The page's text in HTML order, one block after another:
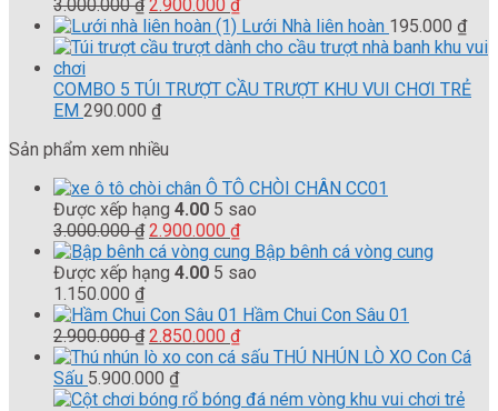
3.000.000₫ Giá
gốc
là:
2.900.000 ₫Giá
hiện
tại
2.900.000 ₫.
Lưới Nhà liên hoàn 195.000 ₫
COMBO 5 TÚI TRƯỢT CẦU TRƯỢT KHU VUI CHƠI TRẺ
EM 290.000 ₫
Sản phẩm xem nhiều
Ô TÔ CHÒI CHÂN CC01
Được xếp hạng 4.00 5 sao
3.000.000₫ Giá
gốc
là:
2.900.000 ₫Giá
hiện
tại
2.900.000 ₫.
Bập bênh cá vòng cung
Được xếp hạng 4.00 5 sao
1.150.000 ₫
Hầm Chui Con Sâu 01
2.900.000₫ Giá
gốc
là:
2.900.000 ₫.
2.850.000 ₫Giá
hiện
là:
THÚ NHÚN LÒ XO Con Cá
Sấu 5.900.000 ₫